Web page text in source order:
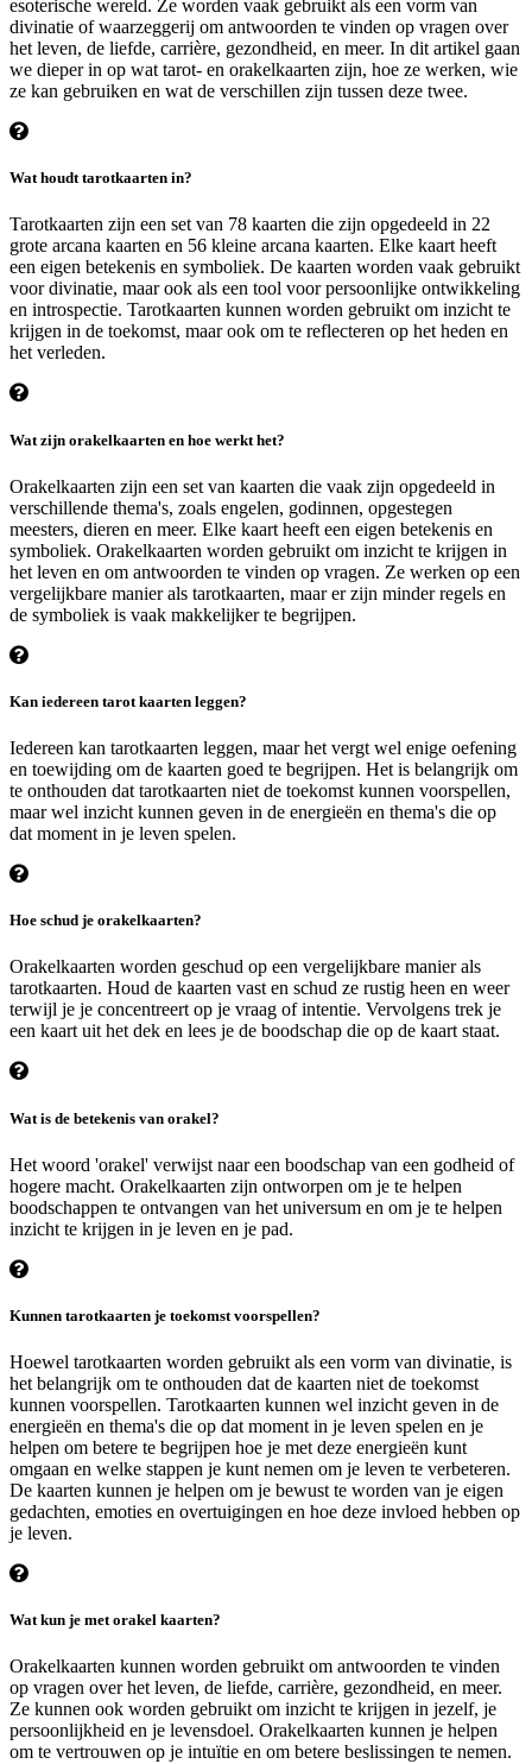
esoterische wereld. Ze worden vaak gebruikt als een vorm van
divinatie of waarzeggerij om antwoorden te vinden op vragen over
het leven, de liefde, carrière, gezondheid, en meer. In dit artikel gaan
we dieper in op wat tarot- en orakelkaarten zijn, hoe ze werken, wie
ze kan gebruiken en wat de verschillen zijn tussen deze twee.
Wat houdt tarotkaarten in?
Tarotkaarten zijn een set van 78 kaarten die zijn opgedeeld in 22
grote arcana kaarten en 56 kleine arcana kaarten. Elke kaart heeft
een eigen betekenis en symboliek. De kaarten worden vaak gebruikt
voor divinatie, maar ook als een tool voor persoonlijke ontwikkeling
en introspectie. Tarotkaarten kunnen worden gebruikt om inzicht te
krijgen in de toekomst, maar ook om te reflecteren op het heden en
het verleden.
Wat zijn orakelkaarten en hoe werkt het?
Orakelkaarten zijn een set van kaarten die vaak zijn opgedeeld in
verschillende thema's, zoals engelen, godinnen, opgestegen
meesters, dieren en meer. Elke kaart heeft een eigen betekenis en
symboliek. Orakelkaarten worden gebruikt om inzicht te krijgen in
het leven en om antwoorden te vinden op vragen. Ze werken op een
vergelijkbare manier als tarotkaarten, maar er zijn minder regels en
de symboliek is vaak makkelijker te begrijpen.
Kan iedereen tarot kaarten leggen?
Iedereen kan tarotkaarten leggen, maar het vergt wel enige oefening
en toewijding om de kaarten goed te begrijpen. Het is belangrijk om
te onthouden dat tarotkaarten niet de toekomst kunnen voorspellen,
maar wel inzicht kunnen geven in de energieën en thema's die op
dat moment in je leven spelen.
Hoe schud je orakelkaarten?
Orakelkaarten worden geschud op een vergelijkbare manier als
tarotkaarten. Houd de kaarten vast en schud ze rustig heen en weer
terwijl je je concentreert op je vraag of intentie. Vervolgens trek je
een kaart uit het dek en lees je de boodschap die op de kaart staat.
Wat is de betekenis van orakel?
Het woord 'orakel' verwijst naar een boodschap van een godheid of
hogere macht. Orakelkaarten zijn ontworpen om je te helpen
boodschappen te ontvangen van het universum en om je te helpen
inzicht te krijgen in je leven en je pad.
Kunnen tarotkaarten je toekomst voorspellen?
Hoewel tarotkaarten worden gebruikt als een vorm van divinatie, is
het belangrijk om te onthouden dat de kaarten niet de toekomst
kunnen voorspellen. Tarotkaarten kunnen wel inzicht geven in de
energieën en thema's die op dat moment in je leven spelen en je
helpen om betere te begrijpen hoe je met deze energieën kunt
omgaan en welke stappen je kunt nemen om je leven te verbeteren.
De kaarten kunnen je helpen om je bewust te worden van je eigen
gedachten, emoties en overtuigingen en hoe deze invloed hebben op
je leven.
Wat kun je met orakel kaarten?
Orakelkaarten kunnen worden gebruikt om antwoorden te vinden
op vragen over het leven, de liefde, carrière, gezondheid, en meer.
Ze kunnen ook worden gebruikt om inzicht te krijgen in jezelf, je
persoonlijkheid en je levensdoel. Orakelkaarten kunnen je helpen
om te vertrouwen op je intuïtie en om betere beslissingen te nemen.